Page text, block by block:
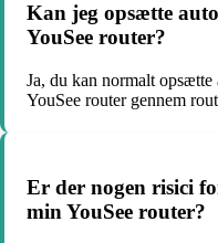
Kan jeg opsætte
YouSee router?
Ja, du kan normalt
YouSee router gennem
Er der nogen risici
min YouSee router?